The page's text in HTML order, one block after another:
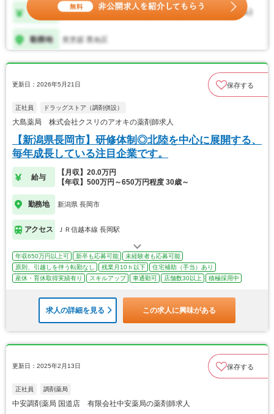
更新日：2026年5月21日 保存する
正社員 ドラッグストア（調剤併設）
大島薬局 株式会社クスリのアオキの薬剤師求人
【新潟県長岡市】研修体制◎北陸を中心に展開する、
毎年成長している注目企業です。
給与
【月収】20.0万円
【年収】500万円～650万円程度 30歳～
勤務地 新潟県 長岡市
アクセス ＪＲ信越本線 長岡駅
年収650万円以上可 新卒も応募可能
未経験者も応募可能
原則、引越しを伴う転勤なし
残業月10ｈ以下
住宅補助（手当）あり
産休・育休取得実績有り
スキルアップ 車通勤可 店舗数30以上 積極採用中
求人の詳細を見る この求人に興味がある
更新日：2025年2月13日 保存する
正社員 調剤薬局
中安調剤薬局 国道店 有限会社中安薬局の薬剤師求人